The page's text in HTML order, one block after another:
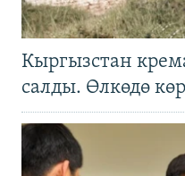
Кыргызстан
салды. Өлкөдө